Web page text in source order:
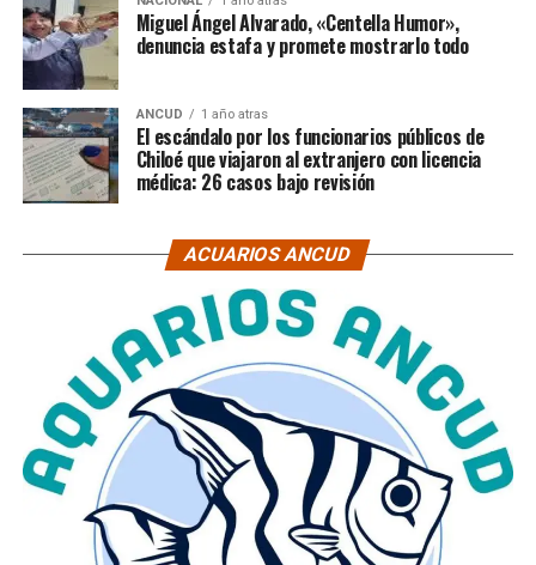
Miguel Ángel Alvarado, «Centella Humor»,
denuncia estafa y promete mostrarlo todo
ANCUD 1 año atras
El escándalo por los funcionarios públicos de
Chiloé que viajaron al extranjero con licencia
médica: 26 casos bajo revisión
ACUARIOS ANCUD